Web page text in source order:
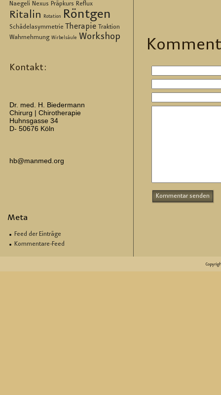
Naegeli Nexus Präpkurs Reflux
Ritalin Rotation Röntgen
Schädelasymmetrie Therapie Traktion
Wahrnehmung Wirbelsäule Workshop
Kontakt:
Dr. med. H. Biedermann
Chirurg | Chirotherapie
Huhnsgasse 34
D- 50676 Köln
hb@manmed.org
Meta
Feed der Einträge
Kommentare-Feed